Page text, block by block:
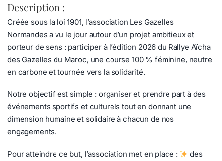
Description :
Créée sous la loi 1901, l’association Les Gazelles
Normandes a vu le jour autour d’un projet ambitieux et
porteur de sens : participer à l’édition 2026 du Rallye Aïcha
des Gazelles du Maroc, une course 100 % féminine, neutre
en carbone et tournée vers la solidarité.
Notre objectif est simple : organiser et prendre part à des
événements sportifs et culturels tout en donnant une
dimension humaine et solidaire à chacun de nos
engagements.
Pour atteindre ce but, l’association met en place :
des